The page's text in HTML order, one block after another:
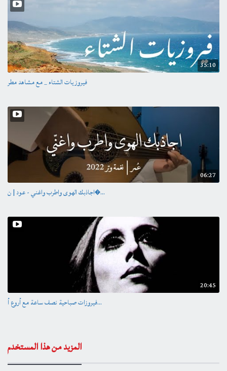
35:10
فيروزيات الشتاء _ مع مشاهد مطر
06:27
اجاذبك الهوى واطرب واغني - عود | ن�...
20:45
فيروزات صباحية نصف ساعة مع أروع أ...
المزيد من هذا المستخدم